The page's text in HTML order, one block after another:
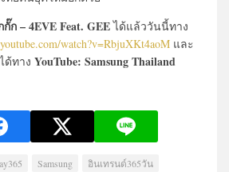
กั๊ก – 4EVE Feat. GEEได้แล้ววันนี้ทาง
watch?v=RbjuXKt4aoM และ
ด้ทาง YouTube: Samsung Thailand
Samsung
อินเทรนด์365วัน